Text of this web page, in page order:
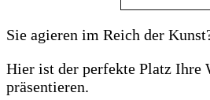
Sie agieren im Reich der
Hier ist der perfekte Platz Ihre
präsentieren.